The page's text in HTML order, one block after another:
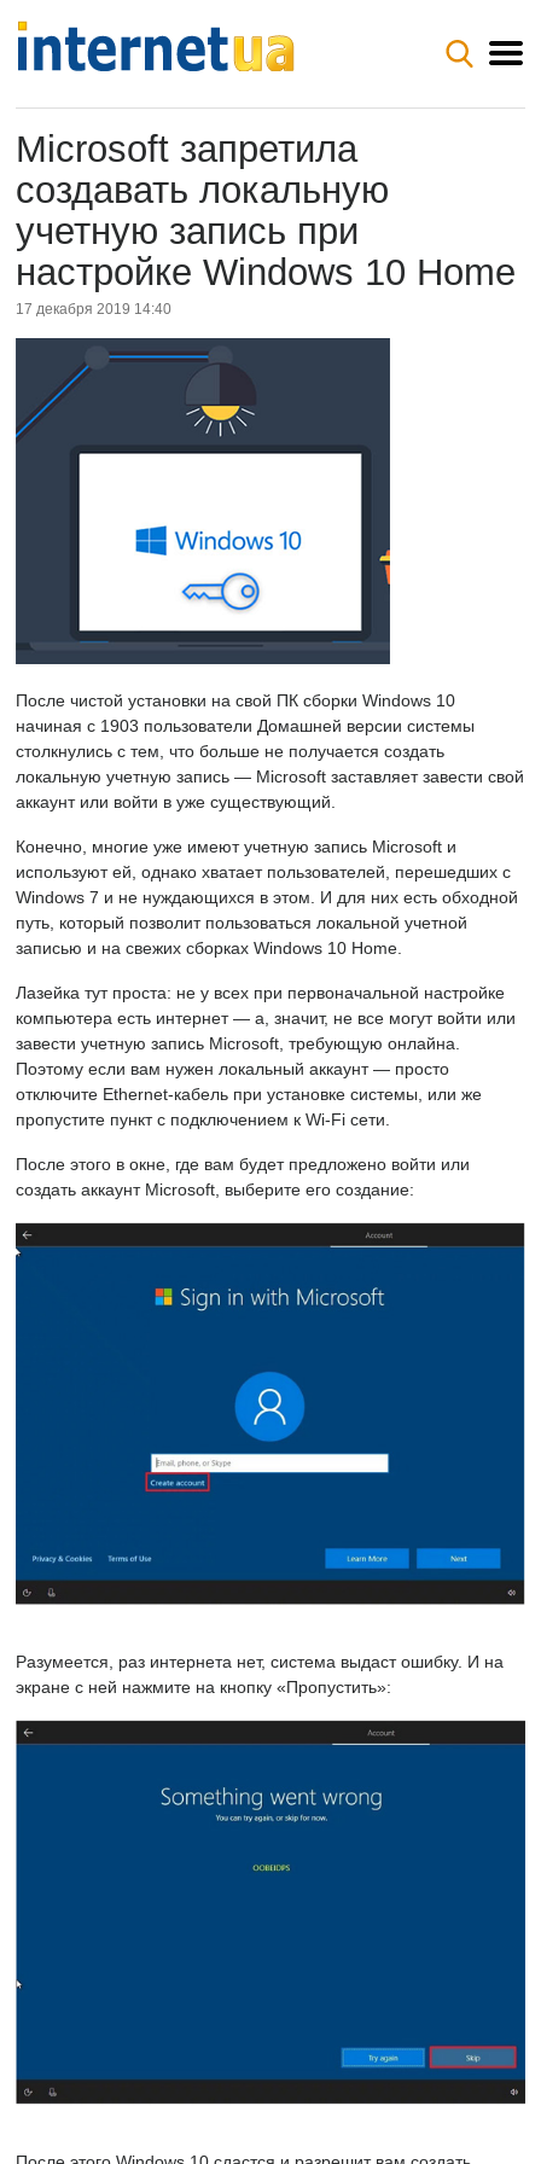
Microsoft запретила
создавать локальную
учетную запись при
настройке Windows 10 Home
17 декабря 2019 14:40
После чистой установки на свой ПК сборки Windows 10
начиная с 1903 пользователи Домашней версии системы
столкнулись с тем, что больше не получается создать
локальную учетную запись — Microsoft заставляет завести свой
аккаунт или войти в уже существующий.
Конечно, многие уже имеют учетную запись Microsoft и
используют ей, однако хватает пользователей, перешедших с
Windows 7 и не нуждающихся в этом. И для них есть обходной
путь, который позволит пользоваться локальной учетной
записью и на свежих сборках Windows 10 Home.
Лазейка тут проста: не у всех при первоначальной настройке
компьютера есть интернет — а, значит, не все могут войти или
завести учетную запись Microsoft, требующую онлайна.
Поэтому если вам нужен локальный аккаунт — просто
отключите Ethernet-кабель при установке системы, или же
пропустите пункт с подключением к Wi-Fi сети.
После этого в окне, где вам будет предложено войти или
создать аккаунт Microsoft, выберите его создание:
Разумеется, раз интернета нет, система выдаст ошибку. И на
экране с ней нажмите на кнопку «Пропустить»: